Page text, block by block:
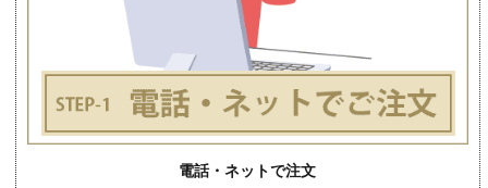
電話・ネットで注文